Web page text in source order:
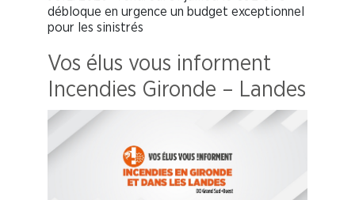
débloque en urgence un budget exceptionnel
pour les sinistrés
Vos élus vous informent
Incendies Gironde – Landes